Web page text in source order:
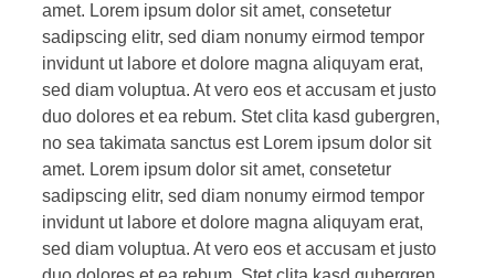
amet. Lorem ipsum dolor sit amet, consetetur
sadipscing elitr, sed diam nonumy eirmod tempor
invidunt ut labore et dolore magna aliquyam erat,
sed diam voluptua. At vero eos et accusam et justo
duo dolores et ea rebum. Stet clita kasd gubergren,
no sea takimata sanctus est Lorem ipsum dolor sit
amet. Lorem ipsum dolor sit amet, consetetur
sadipscing elitr, sed diam nonumy eirmod tempor
invidunt ut labore et dolore magna aliquyam erat,
sed diam voluptua. At vero eos et accusam et justo